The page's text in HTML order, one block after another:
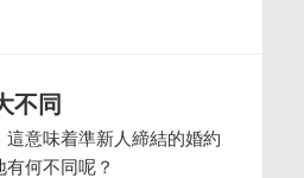
不同
意味着準新人締結的婚約
何不同呢？